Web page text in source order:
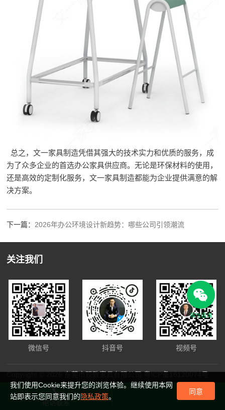
总之，文一家具制造凭借其强大的技术实力和优质的服务，成
为了众多企业的首选办公家具供应商。无论是环保材料的使用，
还是高效的定制化服务，文一家具制造都能为企业提供满意的解
决方案。
下一篇： 2026年办公环境设计新趋势：哪些公司引领潮流
关注我们
微信号 抖音号 视频号
Copyright © 2026 东莞市观致家具有限公司粤ICP备16120074号
电话联系
微信咨询
我们使用Cookie来提升您的浏览体验。继续使用本网
站即表示您同意我们的隐私政策。
同意